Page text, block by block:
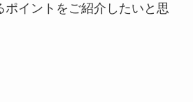
ポイントをご紹介したいと思